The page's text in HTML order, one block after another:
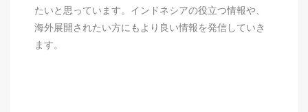
たいと思っています。インドネシアの役立つ情報や、
海外展開されたい方にもより良い情報を発信していき
ます。